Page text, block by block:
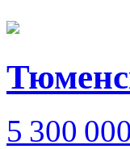
5 300